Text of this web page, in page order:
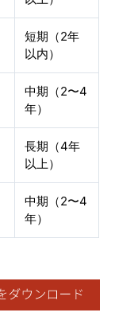
短期（2年
以内）
中期（2〜4
年）
長期（4年
以上）
中期（2〜4
年）